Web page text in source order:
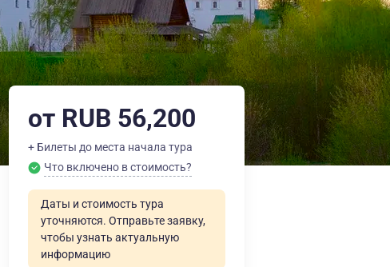
от RUB 56,200
+ Билеты до места начала тура
Что включено в стоимость?
Даты и стоимость тура
уточняются. Отправьте заявку,
чтобы узнать актуальную
информацию